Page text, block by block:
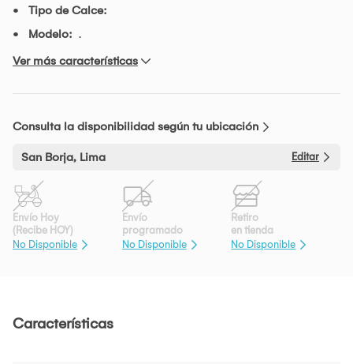
Tipo de Calce:
Modelo: .
Ver más características
Consulta la disponibilidad según tu ubicación
San Borja, Lima Editar
Envío Hoy
(Recibe HOY)
No Disponible
Envío
programado
No Disponible
Retiro
en tienda
No Disponible
Características